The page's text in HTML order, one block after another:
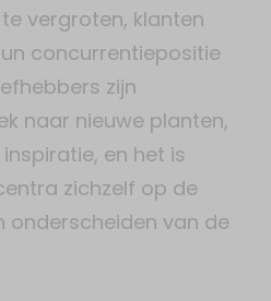
vergroten, klanten
concurrentiepositie
zijn
naar nieuwe planten,
en het is
zichzelf op de
onderscheiden van de